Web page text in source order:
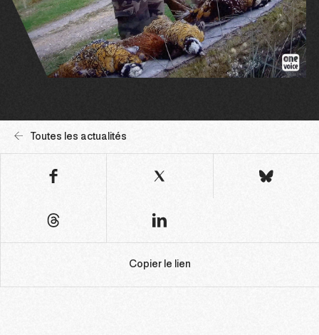
Toutes les actualités
Copier le lien